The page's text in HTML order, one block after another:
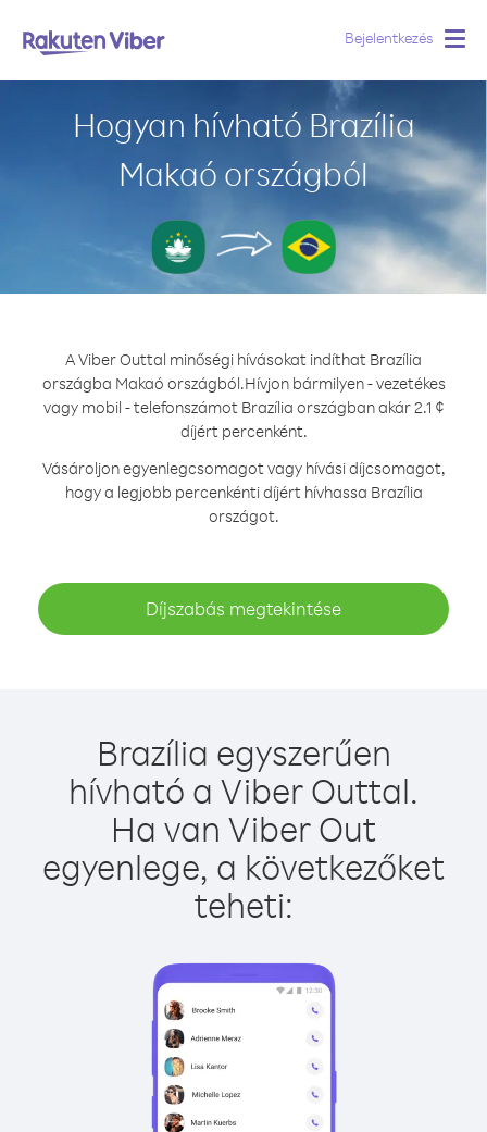
Bejelentkezés
Hogyan hívható Brazília
Makaó országból
A Viber Outtal minőségi hívásokat indíthat Brazília
országba Makaó országból.Hívjon bármilyen - vezetékes
vagy mobil - telefonszámot Brazília országban akár 2.1 ¢
díjért percenként.
Vásároljon egyenlegcsomagot vagy hívási díjcsomagot,
hogy a legjobb percenkénti díjért hívhassa Brazília
országot.
Díjszabás megtekintése
Brazília egyszerűen
hívható a Viber Outtal.
Ha van Viber Out
egyenlege, a következőket
teheti: